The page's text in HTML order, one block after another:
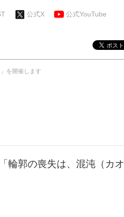
公式X 公式YouTube
を開催します
輪郭の喪失は、混沌（カオ